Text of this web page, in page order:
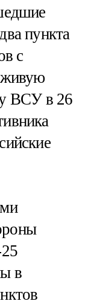
пункта
с
живую
ВСУ в 26
в